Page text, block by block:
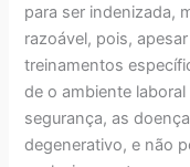
para ser indenizada,
razoável, pois,
treinamentos
de o ambiente
segurança, as
degenerativo, e não